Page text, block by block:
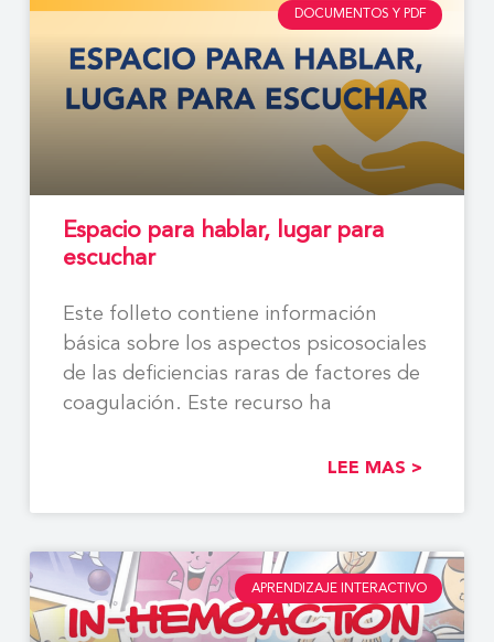
DOCUMENTOS Y PDF
Espacio para hablar, lugar para
escuchar
Este folleto contiene información
básica sobre los aspectos psicosociales
de las deficiencias raras de factores de
coagulación. Este recurso ha
LEE MAS >
APRENDIZAJE INTERACTIVO